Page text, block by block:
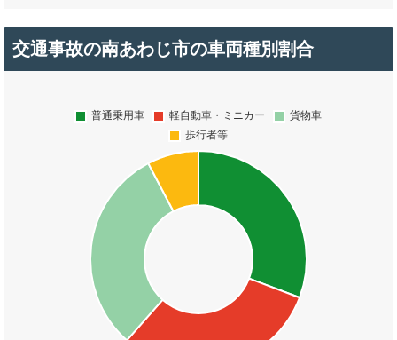
交通事故の南あわじ市の車両種別割合